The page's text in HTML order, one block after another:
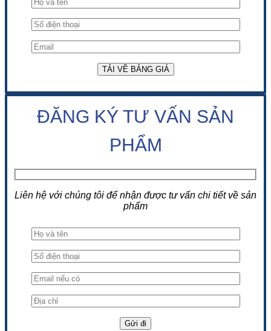
ĐĂNG KÝ TƯ VẤN SẢN
PHẨM
Liên hệ với chúng tôi để nhận được tư vấn chi tiết về sản
phẩm